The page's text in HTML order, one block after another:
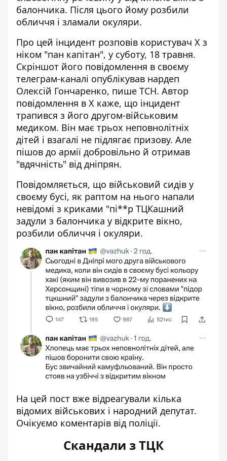
балончика. Після цього йому розбили
обличчя і зламали окуляри.
Про цей інцидент розповів користувач X з
ніком "пан капітан", у суботу, 18 травня.
Скріншот його повідомлення в своєму
телеграм-каналі опублікував нардеп
Олексій Гончаренко, пише ТСН. Автор
повідомлення в X каже, що інцидент
трапився з його другом-військовим
медиком. Він має трьох неповнолітніх
дітей і взагалі не підлягає призову. Але
пішов до армії добровільно й отримав
"вдячність" від дніпрян.
Повідомляється, що військовий сидів у
своєму бусі, як раптом на нього напали
невідомі з криками "пі**р ТЦКашний
задули з балончика у відкрите вікно,
розбили обличчя і окуляри.
На цей пост вже відреагували кілька
відомих військових і народний депутат.
Очікуємо коментарів від поліції.
Скандали з ТЦК